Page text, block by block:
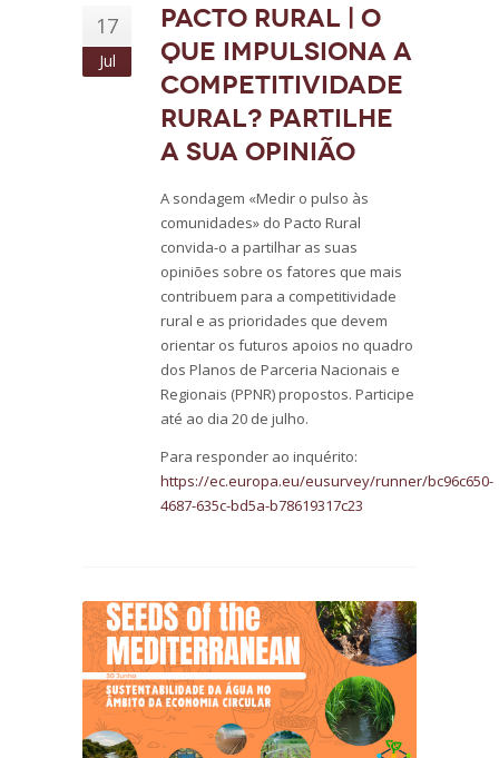
17
Jul
Pacto Rural | O
que impulsiona a
competitividade
rural? Partilhe
a sua opinião
A sondagem «Medir o pulso às
comunidades» do Pacto Rural
convida-o a partilhar as suas
opiniões sobre os fatores que mais
contribuem para a competitividade
rural e as prioridades que devem
orientar os futuros apoios no quadro
dos Planos de Parceria Nacionais e
Regionais (PPNR) propostos. Participe
até ao dia 20 de julho.
Para responder ao inquérito:
https://ec.europa.eu/eusurvey/runner/bc96c650-
4687-635c-bd5a-b78619317c23